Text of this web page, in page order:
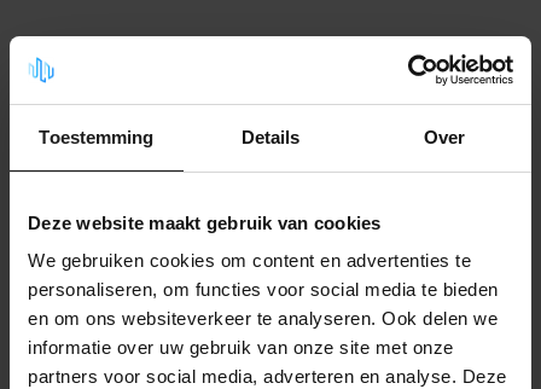
Toestemming Details Over
Deze website maakt gebruik van cookies
We gebruiken cookies om content en advertenties te
personaliseren, om functies voor social media te bieden
en om ons websiteverkeer te analyseren. Ook delen we
informatie over uw gebruik van onze site met onze
partners voor social media, adverteren en analyse. Deze